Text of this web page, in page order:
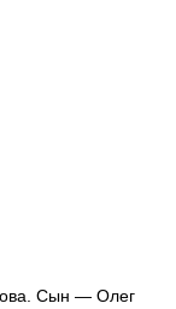
Сын — Олег